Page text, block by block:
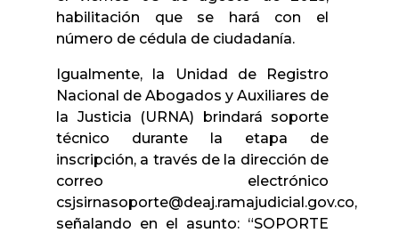
habilitación que se hará con el
número de cédula de ciudadanía.
Igualmente, la Unidad de Registro
Nacional de Abogados y Auxiliares de
la Justicia (URNA) brindará soporte
técnico durante la etapa de
inscripción, a través de la dirección de
correo electrónico
csjsirnasoporte@deaj.ramajudicial.gov.co,
señalando en el asunto: “SOPORTE